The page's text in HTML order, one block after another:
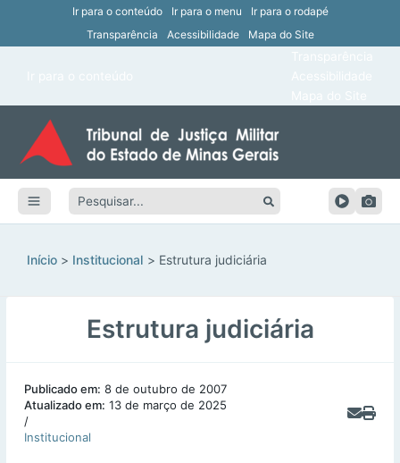
Ir para o conteúdo Ir para o menu
Ir para o rodapé
Transparência
Acessibilidade Mapa do Site
Pesquisar:
Início Institucional Estrutura judiciária
Estrutura judiciária
Publicado em: 8 de outubro de 2007
Atualizado em: 13 de março de 2025
/
Institucional